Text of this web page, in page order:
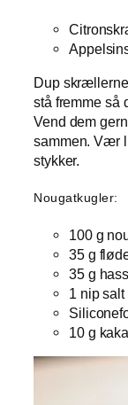
Dup
stå fremme så
Vend dem
sammen. Vær
stykker.
Nougatkugler:
100 g
35 g
35 g
1 nip salt
10 g